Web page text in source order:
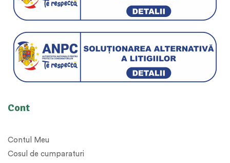
Cont
Contul Meu
Cosul de cumparaturi